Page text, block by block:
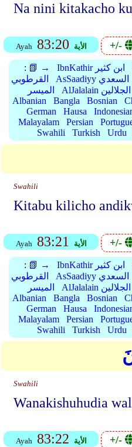
Na nini kitakacho
Ayah 83:20 الأية +/-
: 📗 → IbnKathir ابن كثير
القرطوبي
AsSaadiyy السعدي
الميسر
AlJalalain الجلالين
Albanian
Bangla Bosnian
German
Hausa
Malayalam
Persian
Swahili
Turkish Urdu
Swahili
Kitabu kilicho
Ayah 83:21 الأية +/-
: 📗 → IbnKathir ابن كثير
القرطوبي
AsSaadiyy السعدي
الميسر
AlJalalain الجلالين
Albanian
Bangla Bosnian
German
Hausa
Malayalam
Persian
Swahili
Turkish Urdu
Swahili
Wanakishuhudia
Ayah 83:22 الأية +/-